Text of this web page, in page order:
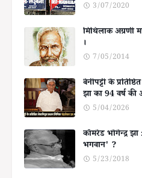
3/07/2020
मिथिलाक अग्रणी
।
7/05/2014
बेनीपट्टी के
झा का 94 वर्ष
5/04/2026
कॉमरेड भोगेन्द्र
भगवान' ?
5/23/2018